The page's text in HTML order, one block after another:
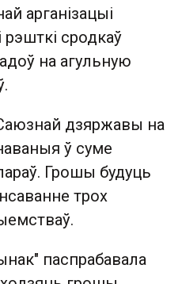
арганізацыі
сродкаў
на агульную
дзяржавы на
ў суме
Грошы будуць
трох
паспрабавала